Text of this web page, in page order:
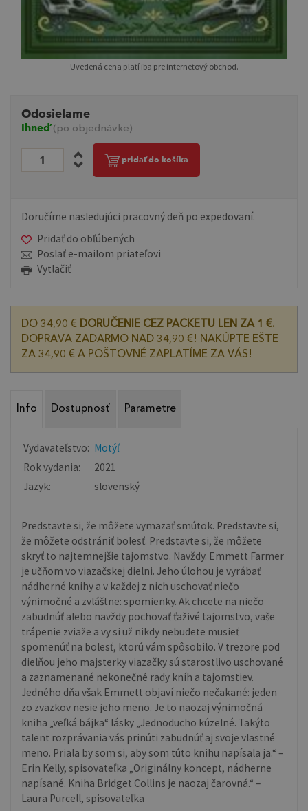
Uvedená cena platí iba pre internetový obchod.
Odosielame
Ihneď(po objednávke)
pridať do košíka
Doručíme nasledujúci pracovný deň po expedovaní.
Pridať do obľúbených
Poslať e-mailom priateľovi
Vytlačiť
DO 34,90 € DORUČENIE CEZ PACKETU LEN ZA 1 €.
DOPRAVA ZADARMO NAD 34,90 €! NAKÚPTE EŠTE
ZA 34,90 € A POŠTOVNÉ ZAPLATÍME ZA VÁS!
Info Dostupnosť Parametre
Vydavateľstvo: Motýľ
Rok vydania:
2021
Jazyk:
slovenský
Predstavte si, že môžete vymazať smútok. Predstavte si,
že môžete odstrániť bolesť. Predstavte si, že môžete
skryť to najtemnejšie tajomstvo. Navždy. Emmett Farmer
je učňom vo viazačskej dielni. Jeho úlohou je vyrábať
nádherné knihy a v každej z nich uschovať niečo
výnimočné a zvláštne: spomienky. Ak chcete na niečo
zabudnúť alebo navždy pochovať ťaživé tajomstvo, vaše
trápenie zviaže a vy si už nikdy nebudete musieť
spomenúť na bolesť, ktorú vám spôsobilo. V trezore pod
dielňou jeho majsterky viazačky sú starostlivo uschované
a zaznamenané nekonečné rady kníh a tajomstiev.
Jedného dňa však Emmett objaví niečo nečakané: jeden
zo zväzkov nesie jeho meno. Je to naozaj výnimočná
kniha „veľká bájka“ lásky „Jednoducho kúzelné. Takýto
talent rozprávania vás prinúti zabudnúť aj svoje vlastné
meno. Priala by som si, aby som túto knihu napísala ja.“ –
Erin Kelly, spisovateľka „Originálny koncept, nádherne
napísané. Kniha Bridget Collins je naozaj čarovná.“ –
Laura Purcell, spisovateľka